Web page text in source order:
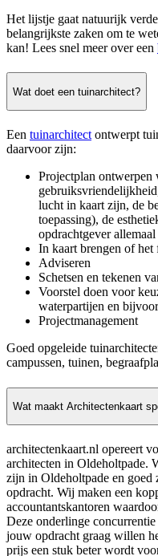
Het lijstje gaat natuurijk
belangrijkste zaken om te
kan! Lees snel meer over een
Wat doet een tuinarchitect?
Een tuinarchitect ontwerpt
daarvoor zijn:
Projectplan ontwerpen
lucht in kaart zijn, de
toepassing), de
opdrachtgever
In kaart brengen of
Adviseren
Schetsen en tekenen
Voorstel doen voor
waterpartijen en
Projectmanagement
Goed opgeleide
campussen, tuinen,
Wat maakt Architectenkaart
architectenkaart.nl opereert
architecten in Oldeholtpade.
zijn in Oldeholtpade en
opdracht. Wij maken een
accountantskantoren
Deze onderlinge
jouw opdracht graag willen
prijs een stuk beter wordt